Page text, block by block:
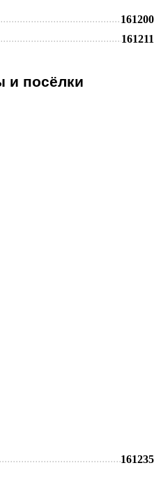
161200
161211
и посёлки
161235